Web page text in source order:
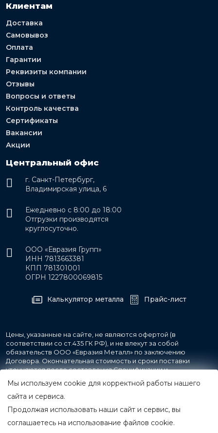
Клиентам
Доставка
Самовывоз
Оплата
Гарантии
Реквизиты компании
Отзывы
Вопросы и ответы
Контроль качества
Сертификаты
Вакансии
Акции
Центральный офис
г. Санкт-Петербург,
Владимирская улица, 6
Ежедневно с 8:00 до 18:00
Отгрузки производятся
круглосуточно.
ООО «Евразия Групп»
ИНН 7813663381
КПП 781301001
ОГРН 1227800069815
Калькулятор металла Прайс-лист
Цены, указанные на сайте, не являются офертой (в
соответствии со ст.435 ГК РФ), и не влекут за собой
обязательств ООО «Евразия Металл» по заключению
Договора. Окончательная стоимость и сроки поставки
уточняются после составления Спецификации и
фиксируются в Счете на оплату, а также Спецификации на
поставку товара.
© 2007-2026 Все права защищены.
ООО «Евразия Металл»
Мы используем cookie для корректной работы нашего
сайта и сервиса.
Продолжая использовать наши сайт и сервис, вы
соглашаетесь на использование файлов cookie.